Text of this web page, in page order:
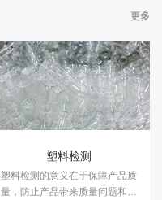
更多
塑料检测
塑料检测的意义在于保障产品质
量，防止产品带来质量问题和安